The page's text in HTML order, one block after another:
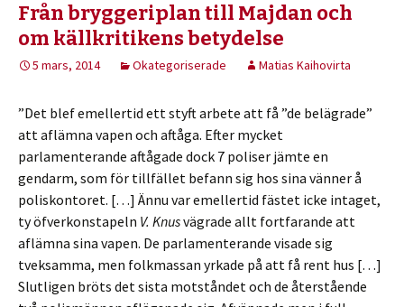
Från bryggeriplan till Majdan och
om källkritikens betydelse
5 mars, 2014 Okategoriserade Matias Kaihovirta
”Det blef emellertid ett styft arbete att få ”de belägrade”
att aflämna vapen och aftåga. Efter mycket
parlamenterande aftågade dock 7 poliser jämte en
gendarm, som för tillfället befann sig hos sina vänner å
poliskontoret. […] Ännu var emellertid fästet icke intaget,
ty öfverkonstapeln V. Knusvägrade allt fortfarande att
aflämna sina vapen. De parlamenterande visade sig
tveksamma, men folkmassan yrkade på att få rent hus […]
Slutligen bröts det sista motståndet och de återstående